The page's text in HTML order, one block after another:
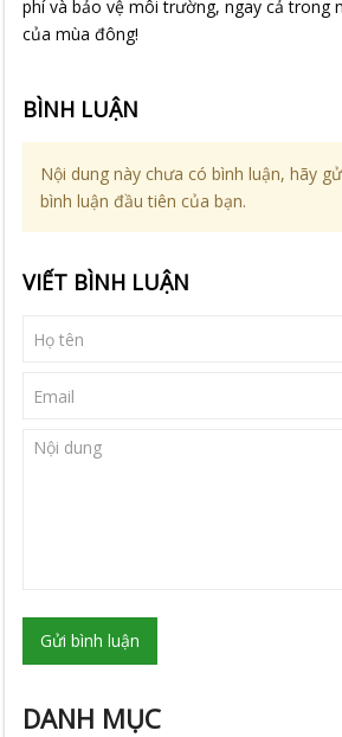
phí và bảo vệ môi trường, ngay cả trong
của mùa đông!
BÌNH LUẬN
Nội dung này chưa có bình luận, hãy
bình luận đầu tiên của bạn.
VIẾT BÌNH LUẬN
Gửi bình luận
DANH MỤC